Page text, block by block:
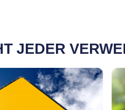
JEDER